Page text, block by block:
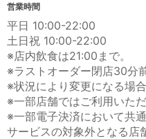
営業時間
平日 10:00-22:00
土日祝 10:00-22:00
※店内飲食は21:00まで。
※ラストオーダー閉店30分前
※状況により変更になる場
※一部店舗ではご利用いた
※一部電子決済において共
サービスの対象外となる店